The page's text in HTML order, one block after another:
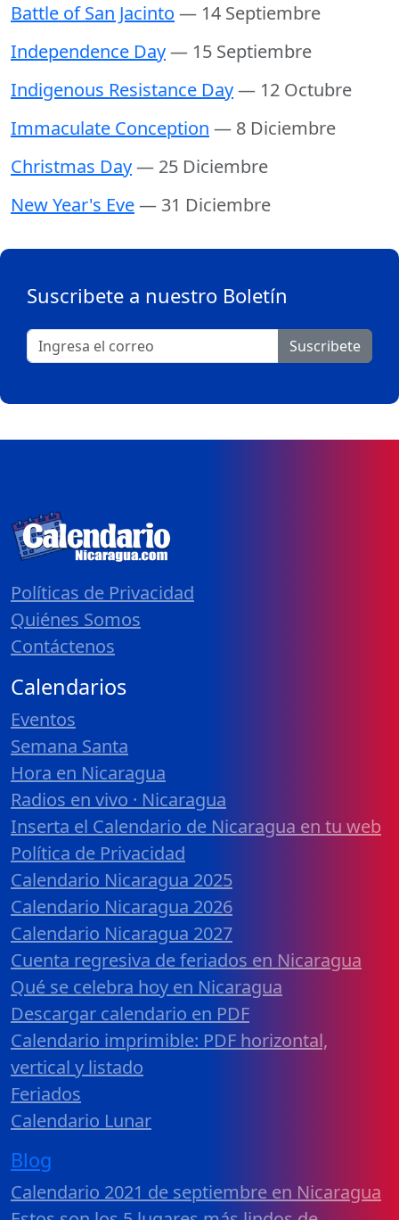
Battle of San Jacinto — 14 Septiembre
Independence Day— 15 Septiembre
Indigenous Resistance Day— 12 Octubre
Immaculate Conception — 8 Diciembre
Christmas Day— 25 Diciembre
New Year's Eve— 31 Diciembre
Suscribete a nuestro Boletín
Suscribete
Políticas de Privacidad
Quiénes Somos
Contáctenos
Calendarios
Eventos
Semana Santa
Hora en Nicaragua
Radios en vivo · Nicaragua
Inserta el Calendario de Nicaragua en tu web
Política de Privacidad
Calendario Nicaragua 2025
Calendario Nicaragua 2026
Calendario Nicaragua 2027
Cuenta regresiva de feriados en Nicaragua
Qué se celebra hoy en Nicaragua
Descargar calendario en PDF
Calendario imprimible: PDF horizontal,
vertical y listado
Feriados
Calendario Lunar
Blog
Calendario 2021 de septiembre en Nicaragua